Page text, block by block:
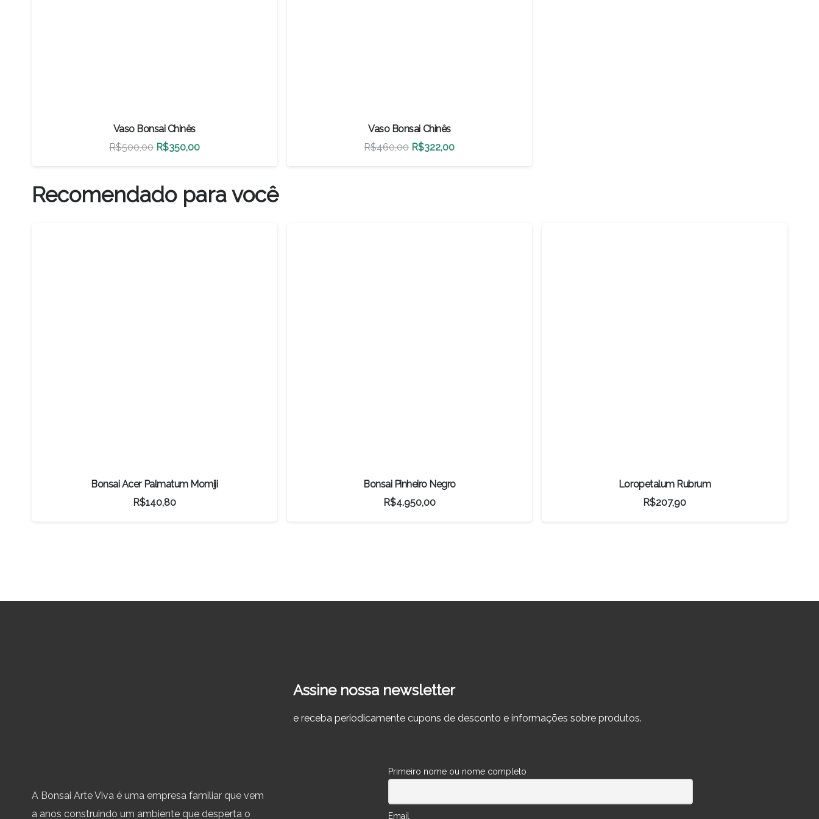
Vaso Bonsai Chinês
R$500,00 O
preço
original
era:
R$350,00O
preço
é:
Vaso Bonsai Chinês
R$460,00 O
preço
R$322,00O
preço
Recomendado para você
Bonsai Acer Palmatum Momiji
R$140,80
Bonsai Pinheiro Negro
R$4.950,00
Loropetalum Rubrum
R$207,90
A Bonsai Arte Viva é uma empresa familiar que vem
a anos construindo um ambiente que desperta o
Assine nossa newsletter
e receba periodicamente cupons de desconto e informações sobre produtos.
Primeiro nome ou nome completo
Email